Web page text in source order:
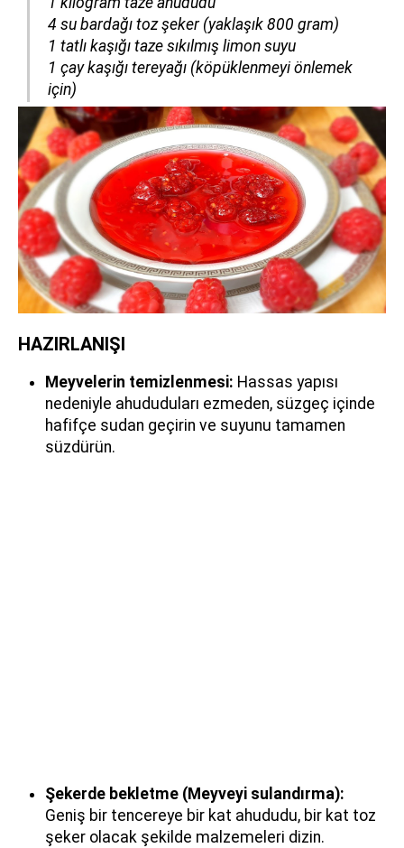
4 su bardağı toz şeker (yaklaşık 800 gram)
1 tatlı kaşığı taze sıkılmış limon suyu
1 çay kaşığı tereyağı (köpüklenmeyi önlemek
için)
HAZIRLANIŞI
Meyvelerin temizlenmesi: Hassas yapısı
nedeniyle ahududuları ezmeden, süzgeç içinde
hafifçe sudan geçirin ve suyunu tamamen
süzdürün.
Şekerde bekletme (Meyveyi sulandırma):
Geniş bir tencereye bir kat ahududu, bir kat toz
şeker olacak şekilde malzemeleri dizin.